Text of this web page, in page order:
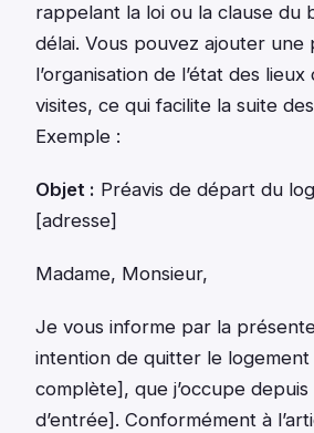
rappelant la loi ou la clause du
délai. Vous pouvez ajouter une
l’organisation de l’état des
visites, ce qui facilite la suite
Exemple :
Objet : Préavis de départ du
[adresse]
Madame, Monsieur,
Je vous informe par la
intention de quitter le logement
complète], que j’occupe
d’entrée]. Conformément à